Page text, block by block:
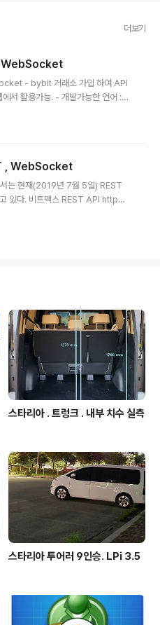
더보기
WebSocket
- bybit 거래소 가입 하여 API
서 활용가능. - 개발가능한 언어 : R
( 아래 링크 )
, WebSocket
서는 현재(2019년 7월 5일) REST
있다. 비트맥스 REST API http
. 로그인이 되어 있는 경우, API 키
수 있습니다. 사용 가능한 클라이언
스타리아 . 트렁크 . 내부 치수 실측
스타리아 투어러 9인승. LPi 3.5